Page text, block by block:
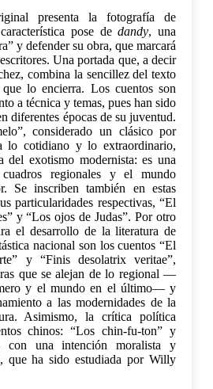
presenta la fotografía de
pose dedandy, una
y defender su obra, que marcará
Una portada que, a decir
combina la sencillez del texto
lo encierra. Los cuentos son
a técnica y temas, pues han sido
diferentes épocas de su juventud.
considerado un clásico por
lo cotidiano y lo extraordinario,
del exotismo modernista: es una
regionales y el mundo
Se inscriben también en estas
particularidades respectivas, “El
y “Los ojos de Judas”. Por otro
el desarrollo de la literatura de
nacional son los cuentos “El
y “Finis desolatrix veritae”,
que se alejan de lo regional —
y el mundo en el último— y
a las modernidades de la
Asimismo, la crítica política
chinos: “Los chin-fu-ton” y
con una intención moralista y
que ha sido estudiada por Willy